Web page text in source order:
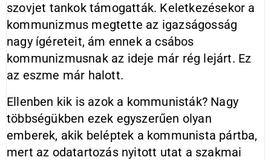
szovjet tankok támogatták. Keletkezésekor a
kom­munizmus megtette az igazságosság
nagy ígéreteit, ám ennek a csábos
kommunizmusnak az ideje már rég lejárt. Ez
az eszme már halott.
Ellenben kik is azok a kommunis­ták? Nagy
többségükben ezek egysze­rűen olyan
emberek, akik beléptek a kommunista pártba,
mert az odatartozás nyitott utat a szakmai